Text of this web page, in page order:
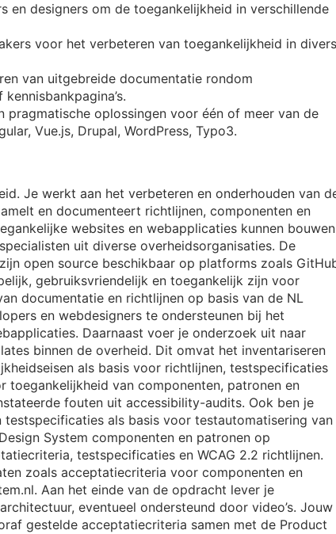
en designers om de toegankelijkheid in verschillende
voor het verbeteren van toegankelijkheid in
van uitgebreide documentatie rondom
oplossingen voor één of meer van de
Vue.js, Drupal, WordPress, Typo3.
Je werkt aan het verbeteren en onderhouden van
en documenteert richtlijnen, componenten en
websites en webapplicaties kunnen
uit diverse overheidsorganisaties. De
open source beschikbaar op platforms zoals
gebruiksvriendelijk en toegankelijk zijn voor
documentatie en richtlijnen op basis van de NL
en webdesigners te ondersteunen bij het
Daarnaast voer je onderzoek uit naar
binnen de overheid. Dit omvat het inventariseren
als basis voor richtlijnen, testspecificaties
van componenten, patronen en
fouten uit accessibility-audits. Ook ben je
als basis voor testautomatisering van
System componenten en patronen op
testspecificaties en WCAG 2.2 richtlijnen.
zoals acceptatiecriteria voor componenten en
Aan het einde van de opdracht lever je
eventueel ondersteund door video’s. Jouw
gestelde acceptatiecriteria samen met de Product